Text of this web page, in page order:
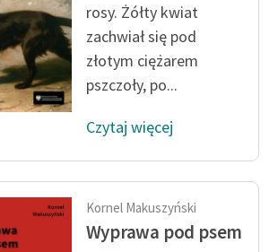
rosy. Żółty kwiat
zachwiał się pod
złotym ciężarem
pszczoły, po...
Czytaj więcej
Kornel Makuszyński
Wyprawa pod psem